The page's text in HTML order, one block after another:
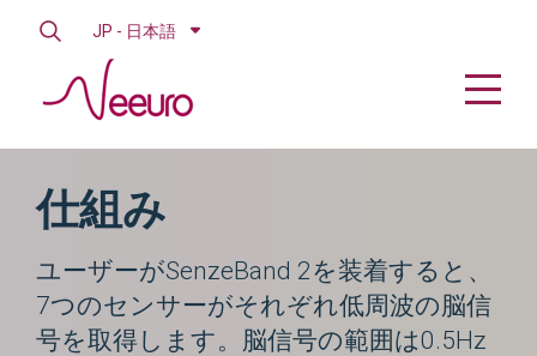
JP - 日本語
仕組み
ユーザーがSenzeBand 2を装着すると、
7つのセンサーがそれぞれ低周波の脳信
号を取得します。脳信号の範囲は0.5Hz